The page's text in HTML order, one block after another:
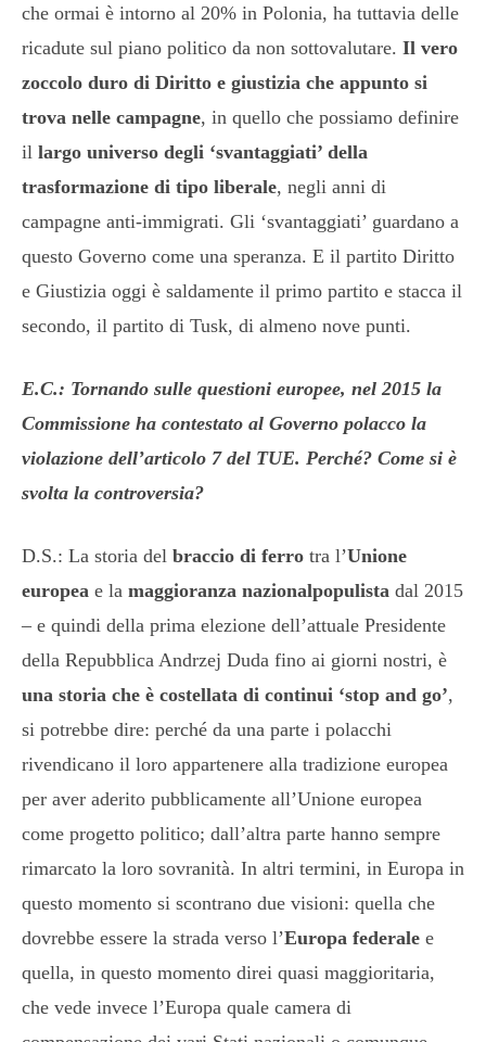
che ormai è intorno al 20% in Polonia, ha tuttavia delle
ricadute sul piano politico da non sottovalutare. Il vero
zoccolo duro di Diritto e giustizia che appunto si
trova nelle campagne, in quello che possiamo definire
il largo universo degli ‘svantaggiati’ della
trasformazione di tipo liberale, negli anni di
campagne anti-immigrati. Gli ‘svantaggiati’ guardano a
questo Governo come una speranza. E il partito Diritto
e Giustizia oggi è saldamente il primo partito e stacca il
secondo, il partito di Tusk, di almeno nove punti.
E.C.: Tornando sulle questioni europee, nel 2015 la
Commissione ha contestato al Governo polacco la
violazione dell’articolo 7 del TUE. Perché? Come si è
svolta la controversia?
D.S.: La storia del braccio di ferro tra l’Unione
europea e la maggioranza nazionalpopulista dal 2015
– e quindi della prima elezione dell’attuale Presidente
della Repubblica Andrzej Duda fino ai giorni nostri, è
una storia che è costellata di continui ‘stop and go’,
si potrebbe dire: perché da una parte i polacchi
rivendicano il loro appartenere alla tradizione europea
per aver aderito pubblicamente all’Unione europea
come progetto politico; dall’altra parte hanno sempre
rimarcato la loro sovranità. In altri termini, in Europa in
questo momento si scontrano due visioni: quella che
dovrebbe essere la strada verso l’Europa federale e
quella, in questo momento direi quasi maggioritaria,
che vede invece l’Europa quale camera di